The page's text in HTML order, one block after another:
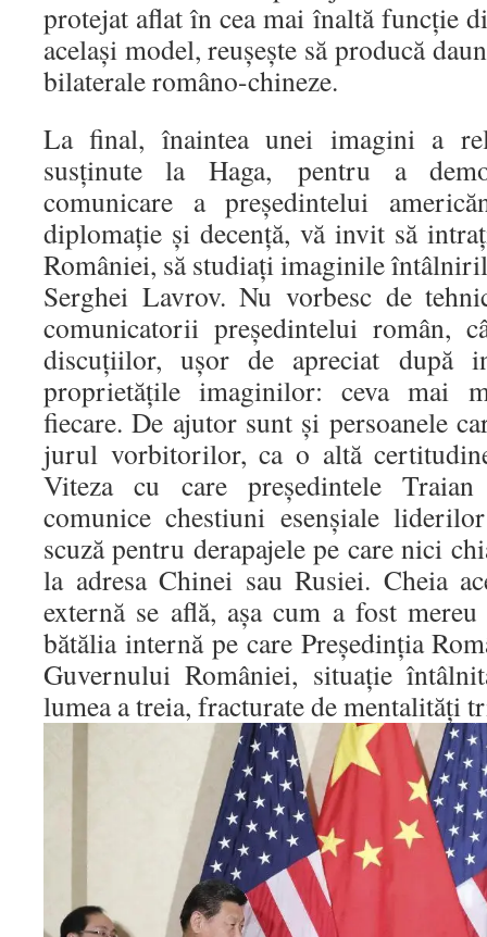
protejat aflat în cea mai înaltă funcţie
acelaşi model, reuşeşte să producă
bilaterale româno-chineze.
La final, înaintea unei imagini a
susţinute la Haga, pentru a
comunicare a preşedintelui
diplomaţie şi decenţă, vă invit să
României, să studiaţi imaginile
Serghei Lavrov. Nu vorbesc de
comunicatorii preşedintelui român,
discuţiilor, uşor de apreciat după
proprietăţile imaginilor: ceva mai
fiecare. De ajutor sunt şi persoanele
jurul vorbitorilor, ca o altă
Viteza cu care preşedintele Traian
comunice chestiuni esenşiale
scuză pentru derapajele pe care nici
la adresa Chinei sau Rusiei. Cheia
externă se află, aşa cum a fost
bătălia internă pe care Preşedinţia
Guvernului României, situaţie
lumea a treia, fracturate de mentalităţi